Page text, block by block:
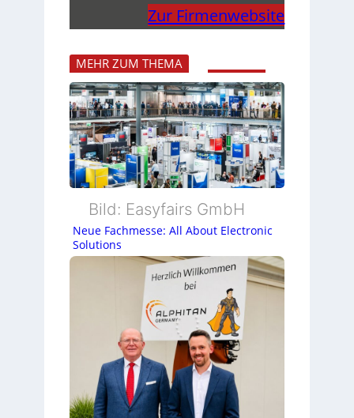
Zur Firmenwebsite
MEHR ZUM THEMA
Bild: Easyfairs GmbH
Neue Fachmesse: All About Electronic
Solutions